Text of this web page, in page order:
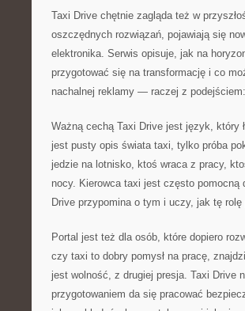
Taxi Drive chętnie zagląda też w
oszczędnych rozwiązań, pojawiają się
elektronika. Serwis opisuje, jak na
przygotować się na transformację i co
nachalnej reklamy — raczej z
Ważną cechą Taxi Drive jest język, który
jest pusty opis świata taxi, tylko próba
jedzie na lotnisko, ktoś wraca z pracy,
nocy. Kierowca taxi jest często pomocną
Drive przypomina o tym i uczy, jak tę rolę
Portal jest też dla osób, które dopiero
czy taxi to dobry pomysł na pracę,
jest wolność, z drugiej presja. Taxi Drive
przygotowaniem da się pracować